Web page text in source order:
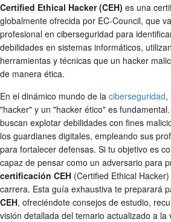
Certified Ethical Hacker (CEH) es una
globalmente ofrecida por EC-Council, que
profesional en ciberseguridad para
debilidades en sistemas informáticos,
herramientas y técnicas que un hacker
de manera ética.
En el dinámico mundo de la ciberseguridad,
"hacker" y un "hacker ético" es
buscan explotar debilidades con fines
los guardianes digitales, empleando sus
para fortalecer defensas. Si tu objetivo es
capaz de pensar como un adversario para
certificación CEH (Certified Ethical
carrera. Esta guía exhaustiva te preparará
CEH, ofreciéndote consejos de estudio,
visión detallada del temario actualizado a la